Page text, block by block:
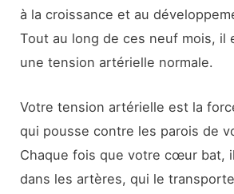
à la croissance et au
Tout au long de ces neuf mois, il
une tension artérielle normale.
Votre tension artérielle est la
qui pousse contre les parois de
Chaque fois que votre cœur bat,
dans les artères, qui le